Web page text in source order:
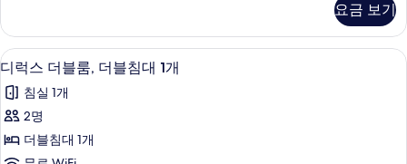
진
모
두
보
기
트
윈
룸
자
세
히
기
요금 보기
디
럭
스
더
블
디럭스 더블룸, 더블침대 1개 | 책상,
5
디럭스 더블룸, 더블침대 1개
침실 1개
2명
더블침대 1개